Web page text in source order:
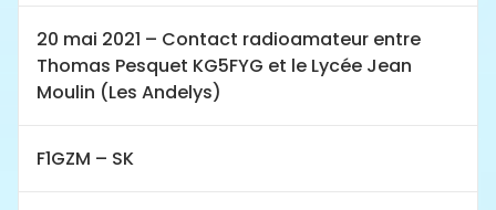
20 mai 2021 – Contact radioamateur entre
Thomas Pesquet KG5FYG et le Lycée Jean
Moulin (Les Andelys)
F1GZM – SK